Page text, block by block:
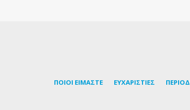
ΠΟΙΟΙ ΕΙΜΑΣΤΕ ΕΥΧΑΡΙΣΤΙΕΣ